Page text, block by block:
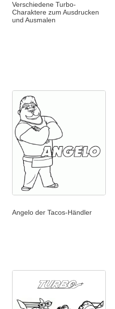
Verschiedene Turbo-
Charaktere zum Ausdrucken
und Ausmalen
Angelo der Tacos-Händler